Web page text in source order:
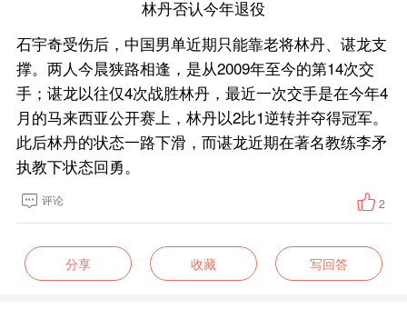
林丹否认今年退役
石宇奇受伤后，中国男单近期只能靠老将林丹、谌龙支
撑。两人今晨狭路相逢，是从2009年至今的第14次交
手；谌龙以往仅4次战胜林丹，最近一次交手是在今年4
月的马来西亚公开赛上，林丹以2比1逆转并夺得冠军。
此后林丹的状态一路下滑，而谌龙近期在著名教练李矛
执教下状态回勇。
评论 2
分享 收藏 写回答